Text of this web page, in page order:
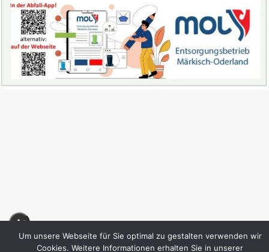
A+
Um unsere Webseite für Sie optimal zu gestalten verwenden wir
Cookies. Weitere Informationen erhalten Sie in unserer